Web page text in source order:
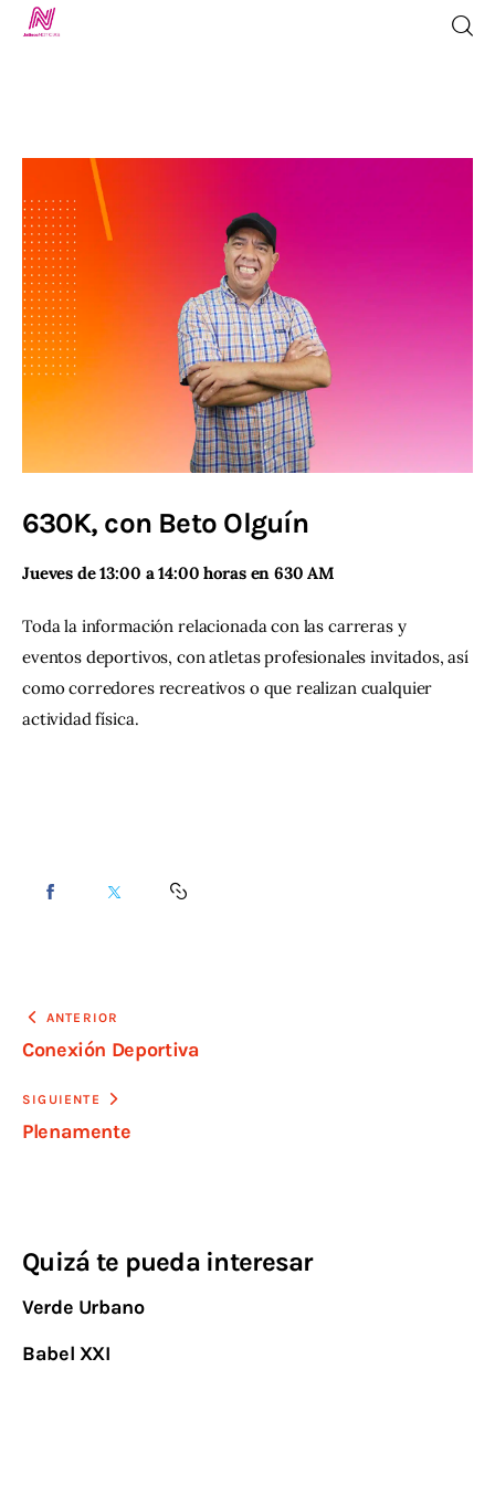
Inicio
TV en Vivo
Jalisco Noticias
Programación
Jalisco TV
Jalisco RADIO / En Vivo
630K, con Beto Olguín
Jueves de 13:00 a 14:00 horas en 630 AM
Toda la información relacionada con las carreras y
eventos deportivos, con atletas profesionales invitados, así
como corredores recreativos o que realizan cualquier
actividad física.
ANTERIOR
Conexión Deportiva
SIGUIENTE
Plenamente
Quizá te pueda interesar
Verde Urbano
Babel XXI